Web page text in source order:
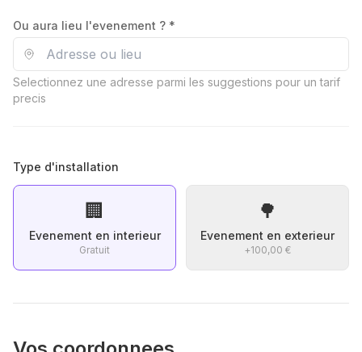
Ou aura lieu l'evenement ? *
Selectionnez une adresse parmi les suggestions pour un tarif
precis
Type d'installation
🏢
Evenement en interieur
Gratuit
🌳
Evenement en exterieur
+100,00 €